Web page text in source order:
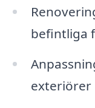
befintliga
exteriörer